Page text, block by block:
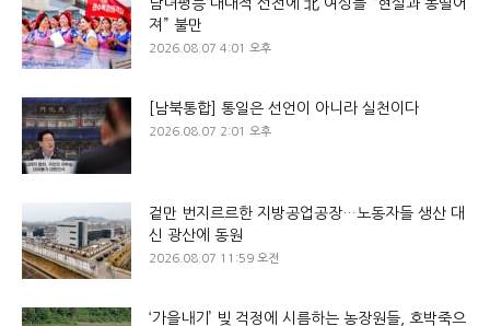
남녀평등 대대적 선전에 北 여성들 “현실과 동떨어
져” 불만
2026.08.07 4:01 오후
[남북통합] 통일은 선언이 아니라 실천이다
2026.08.07 2:01 오후
겉만 번지르르한 지방공업공장…노동자들 생산 대
신 광산에 동원
2026.08.07 11:59 오전
‘가을내기’ 빚 걱정에 시름하는 농장원들, 호박죽으